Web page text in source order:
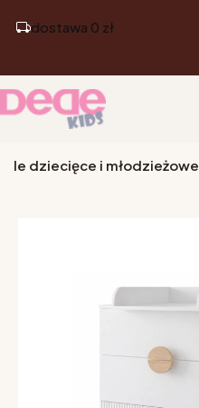
dostawa 0 zł
dziecięce i młodzieżowe